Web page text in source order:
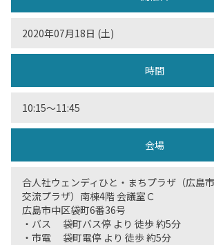
2020年07月18日 (土)
時間
10:15〜11:45
会場
合人社ウェンディひと・まちプラザ（広島
交流プラザ）南棟4階 会議室Ｃ
広島市中区袋町6番36号
・バス 袋町バス停 より 徒歩 約5分
・市電 袋町電停 より 徒歩 約5分